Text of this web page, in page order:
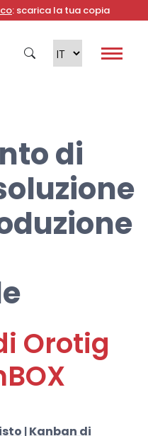
: scarica la tua copia
di
Orotig
| Kanban di